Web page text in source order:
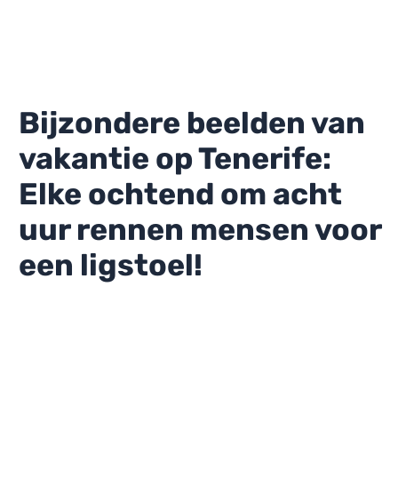
Bijzondere beelden van
vakantie op Tenerife:
Elke ochtend om acht
uur rennen mensen voor
een ligstoel!